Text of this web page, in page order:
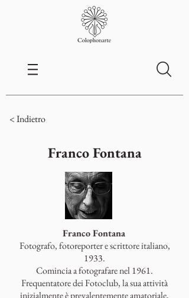
< Indietro
Franco Fontana
Franco Fontana
Fotografo, fotoreporter e scrittore italiano,
1933.
Comincia a fotografare nel 1961.
Frequentatore dei Fotoclub, la sua attività
inizialmente è prevalentemente amatoriale,